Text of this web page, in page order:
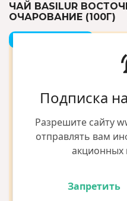
Подписка
Разрешите сайту
отправлять вам
акционных
Запретить
ЧАЙ BASILUR
ОЧАРОВАНИЕ (100Г)